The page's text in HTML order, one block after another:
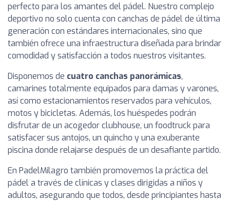
perfecto para los amantes del pádel. Nuestro complejo
deportivo no solo cuenta con canchas de pádel de última
generación con estándares internacionales, sino que
también ofrece una infraestructura diseñada para brindar
comodidad y satisfacción a todos nuestros visitantes.
Disponemos de cuatro canchas panorámicas,
camarines totalmente equipados para damas y varones,
así como estacionamientos reservados para vehículos,
motos y bicicletas. Además, los huéspedes podrán
disfrutar de un acogedor clubhouse, un foodtruck para
satisfacer sus antojos, un quincho y una exuberante
piscina donde relajarse después de un desafiante partido.
En PadelMilagro también promovemos la práctica del
pádel a través de clínicas y clases dirigidas a niños y
adultos, asegurando que todos, desde principiantes hasta